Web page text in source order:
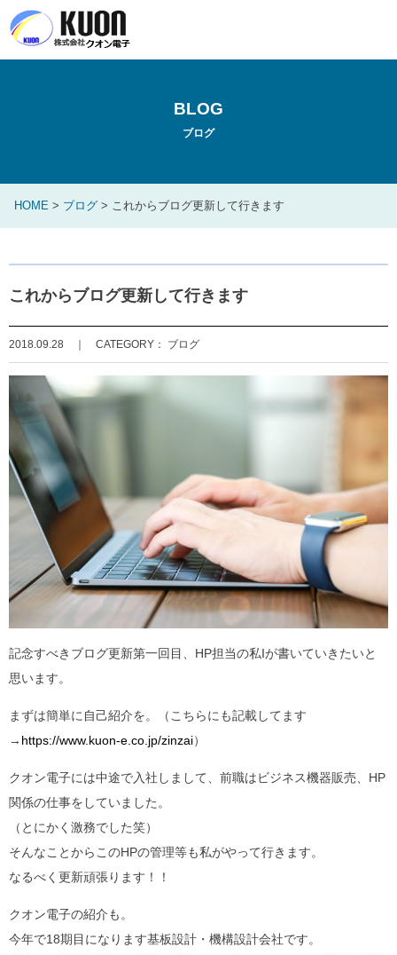
BLOG
ブログ
HOME > ブログ > これからブログ更新して行きます
これからブログ更新して行きます
2018.09.28 ｜ CATEGORY ： ブログ
記念すべきブログ更新第一回目、HP担当の私Iが書いていきたいと
思います。
まずは簡単に自己紹介を。（こちらにも記載してます
→ https://www.kuon-e.co.jp/zinzai）
クオン電子には中途で入社しまして、前職はビジネス機器販売、HP
関係の仕事をしていました。
（とにかく激務でした笑）
そんなことからこのHPの管理等も私がやって行きます。
なるべく更新頑張ります！！
クオン電子の紹介も。
今年で18期目になります基板設計・機構設計会社です。